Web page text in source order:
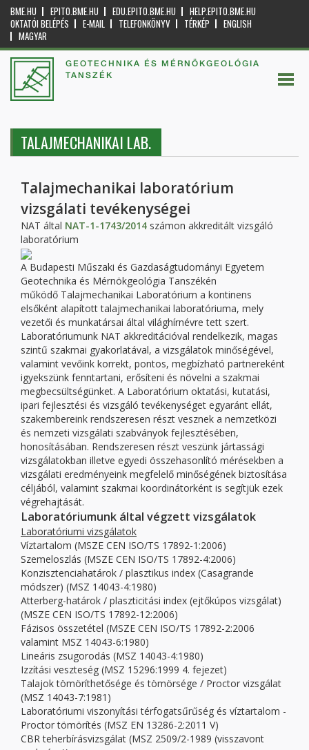
BME.HU EPITO.BME.HU EDU.EPITO.BME.HU
HELP.EPITO.BME.HU
OKTATÓI BELÉPÉS
E-MAIL TELEFONKÖNYV TÉRKÉP
ENGLISH
MAGYAR
GEOTECHNIKA ÉS MÉRNÖKGEOLÓGIA
TANSZÉK
TALAJMECHANIKAI LAB.
Talajmechanikai laboratórium
vizsgálati tevékenységei
NAT által NAT-1-1743/2014 számon akkreditált vizsgáló
laboratórium
A Budapesti Műszaki és Gazdaságtudományi Egyetem
Geotechnika és Mérnökgeológia Tanszékén
működő Talajmechanikai Laboratórium a kontinens
elsőként alapított talajmechanikai laboratóriuma, mely
vezetői és munkatársai által világhírnévre tett szert.
Laboratóriumunk NAT akkreditációval rendelkezik, magas
szintű szakmai gyakorlatával, a vizsgálatok minőségével,
valamint vevőink korrekt, pontos, megbízható partnereként
igyekszünk fenntartani, erősíteni és növelni a szakmai
megbecsültségünket. A Laboratórium oktatási, kutatási,
ipari fejlesztési és vizsgáló tevékenységet egyaránt ellát,
szakembereink rendszeresen részt vesznek a nemzetközi
és nemzeti vizsgálati szabványok fejlesztésében,
honosításában. Rendszeresen részt veszünk jártassági
vizsgálatokban illetve egyedi összehasonlító mérésekben a
vizsgálati eredményeink megfelelő minőségének biztosítása
céljából, valamint szakmai koordinátorként is segítjük ezek
végrehajtását.
Laboratóriumunk által végzett vizsgálatok
Laboratóriumi vizsgálatok
Víztartalom (MSZE CEN ISO/TS 17892-1:2006)
Szemeloszlás (MSZE CEN ISO/TS 17892-4:2006)
Konzisztenciahatárok / plasztikus index (Casagrande
módszer) (MSZ 14043-4:1980)
Atterberg-határok / plaszticitási index (ejtőkúpos vizsgálat)
(MSZE CEN ISO/TS 17892-12:2006)
Fázisos összetétel (MSZE CEN ISO/TS 17892-2:2006
valamint MSZ 14043-6:1980)
Lineáris zsugorodás (MSZ 14043-4:1980)
Izzítási veszteség (MSZ 15296:1999 4. fejezet)
Talajok tömöríthetősége és tömörsége / Proctor vizsgálat
(MSZ 14043-7:1981)
Laboratóriumi viszonyítási térfogatsűrűség és víztartalom -
Proctor tömörítés (MSZ EN 13286-2:2011 V)
CBR teherbírásvizsgálat (MSZ 2509/2-1989 (visszavont